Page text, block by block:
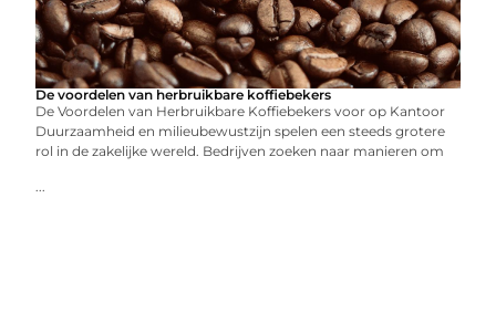
De voordelen van herbruikbare koffiebekers
De Voordelen van Herbruikbare Koffiebekers voor op Kantoor
Duurzaamheid en milieubewustzijn spelen een steeds grotere
rol in de zakelijke wereld. Bedrijven zoeken naar manieren om
...